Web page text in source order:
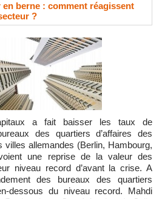
en berne : comment réagissent
?
des quartiers d’affaires des
villes allemandes (Berlin, Hambourg,
une reprise de la valeur des
niveau record d’avant la crise. A
des bureaux des quartiers
dessous du niveau record. Mahdi